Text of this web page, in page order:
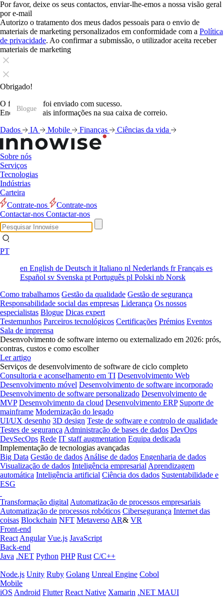
Por favor, deixe os seus contactos, enviar-lhe-emos a nossa visão geral
por e-mail
Autorizo o tratamento dos meus dados pessoais para o envio de
materiais de marketing personalizados em conformidade com a Política
de privacidade. Ao confirmar a submissão, o utilizador aceita receber
materiais de marketing
Obrigado!
O formulário foi enviado com sucesso.
Encontrará mais informações na sua caixa de correio.
Dados
IA Mobile Finanças Ciências da vida
Sobre nós
Serviços
Tecnologias
Indústrias
Carteira
Contrate-nos
Contrate-nos
Contactar-nos Contactar-nos
PT
en English de Deutsch it Italiano nl Nederlands frFrançais es
Español sv Svenska pt Português pl Polski nb Norsk
Como trabalhamos Gestão da qualidade Gestão de segurança
Responsabilidade social das empresas Liderança Os nossos
especialistas Blogue Dicas expert
Testemunhos Parceiros tecnológicos Certificações Prémios Eventos
Sala de imprensa
Desenvolvimento de software interno ou externalizado em 2026: prós,
contras, custos e como escolher
Ler artigo
Serviços de desenvolvimento de software de ciclo completo
Consultoria e aconselhamento em TI Desenvolvimento Web
Desenvolvimento móvel Desenvolvimento de software incorporado
Desenvolvimento de software personalizado Desenvolvimento de
MVP Desenvolvimento da cloud Desenvolvimento ERP Suporte de
mainframe Modernização do legado
UI/UX desenho 3D design Teste de software e controlo de qualidade
Testes de segurança Administração de bases de dados DevOps
DevSecOps Rede IT staff augmentation Equipa dedicada
Implementação de tecnologias avançadas
Big Data Gestão de dados Análise de dados Engenharia de dados
Visualização de dados Inteligência empresarial Aprendizagem
automática Inteligência artificial Ciência dos dados Sustentabilidade e
ESG
Transformação digital Automatização de processos empresariais
Automatização de processos robóticos Cibersegurança Internet das
coisas Blockchain NFT Metaverso AR& VR
Front-end
React Angular Vue.js JavaScript
Back-end
Java .NET Python PHP Rust C/C++
Node.js Unity Ruby Golang Unreal Engine Cobol
Mobile
iOS Android Flutter React Native Xamarin .NET MAUI
Blogue
Blogue
Blogue
Blogue
Blogue
Blogue
Blogue
Blogue
Blogue
Blogue
Blogue
Blogue